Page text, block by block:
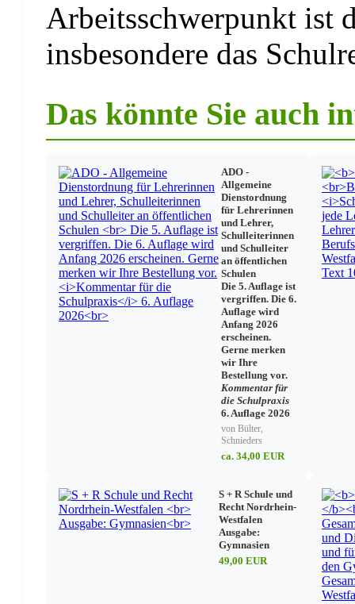
§ 42 Mittlerer Schulabschluss (Fachoberschulreife)
§ 43 Berechtigung zum Besuch der gymnasialen -
§ 44 Nachprüfung zum Erwerb von Abschlüssen und
§ 45 Besondere Bestimmungen für NRW-Sportschulen
§ 48 Inkraftttreten, Außerkrafttreten
Arbeitsschwerpunkt ist
insbesondere das
Das könnte Sie auch
ADO -
Allgemeine
Dienstordnung
für Lehrerinnen
und Lehrer,
Schulleiterinnen
und Schulleiter
an öffentlichen
Schulen
Die 5. Auflage ist
vergriffen. Die 6.
Auflage wird
Anfang 2026
erscheinen.
Gerne merken
wir Ihre
Bestellung vor.
Kommentar für
die Schulpraxis
6. Auflage 2026
von Bülter,
Schnieders
ca. 34,00 EUR
S + R Schule und
Recht Nordrhein-
Westfalen
Ausgabe:
Gymnasien
49,00 EUR